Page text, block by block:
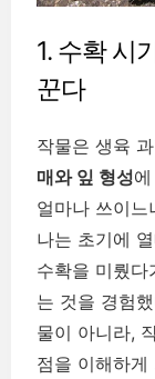
1. 수확 시
꾼다
작물은 생육
매와 잎 형성
얼마나 쓰이
나는 초기에
수확을 미뤘
는 것을 경험
물이 아니라,
점을 이해하게